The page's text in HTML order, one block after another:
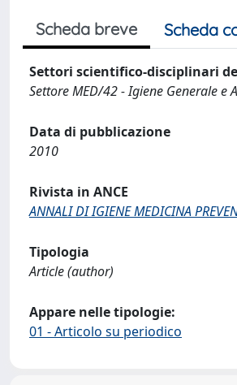
Scheda breve Scheda
Settori scientifico-disciplinari
Settore MED/42 - Igiene Generale e
Data di pubblicazione
2010
Rivista in ANCE
ANNALI DI IGIENE MEDICINA
Tipologia
Article (author)
Appare nelle tipologie:
01 - Articolo su periodico